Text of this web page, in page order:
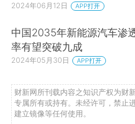
2024年06月12日 APP打开
中国2035年新能源汽车渗
率有望突破九成
2024年05月30日 APP打开
财新网所刊载内容之知识产权为财
专属所有或持有。未经许可，禁止
建立镜像等任何使用。